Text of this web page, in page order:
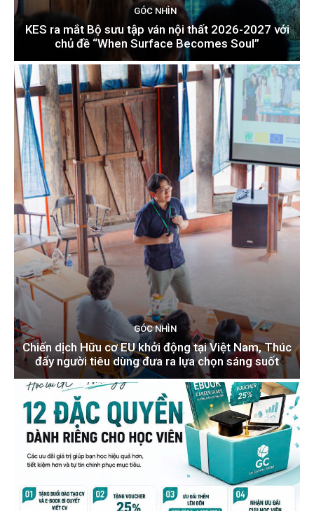
GÓC NHÌN
KES ra mắt Bộ sưu tập ván nội thất 2026-2027 với
chủ đề “When Surface Becomes Soul”
GÓC NHÌN
Chiến dịch Hữu cơ EU khởi động tại Việt Nam, Thúc
đẩy người tiêu dùng đưa ra lựa chọn sáng suốt